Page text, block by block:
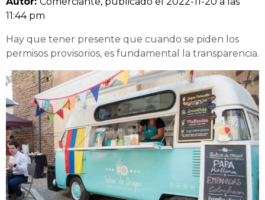
11:44 pm
Hay que tener presente que cuando se piden los
permisos provisorios, es fundamental la transparencia.